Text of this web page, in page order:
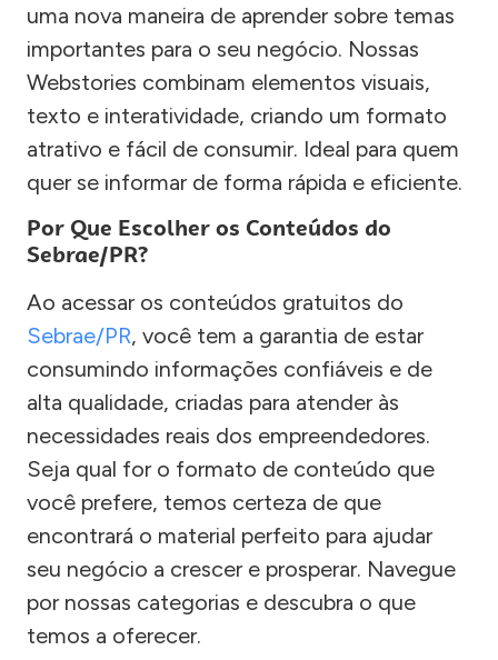
uma nova maneira de aprender sobre temas
importantes para o seu negócio. Nossas
Webstories combinam elementos visuais,
texto e interatividade, criando um formato
atrativo e fácil de consumir. Ideal para quem
quer se informar de forma rápida e eficiente.
Por Que Escolher os Conteúdos do
Sebrae/PR?
Ao acessar os conteúdos gratuitos do
Sebrae/PR, você tem a garantia de estar
consumindo informações confiáveis e de
alta qualidade, criadas para atender às
necessidades reais dos empreendedores.
Seja qual for o formato de conteúdo que
você prefere, temos certeza de que
encontrará o material perfeito para ajudar
seu negócio a crescer e prosperar. Navegue
por nossas categorias e descubra o que
temos a oferecer.